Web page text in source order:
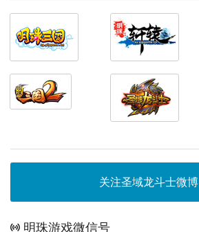
关注圣域龙斗士微博
明珠游戏微信号